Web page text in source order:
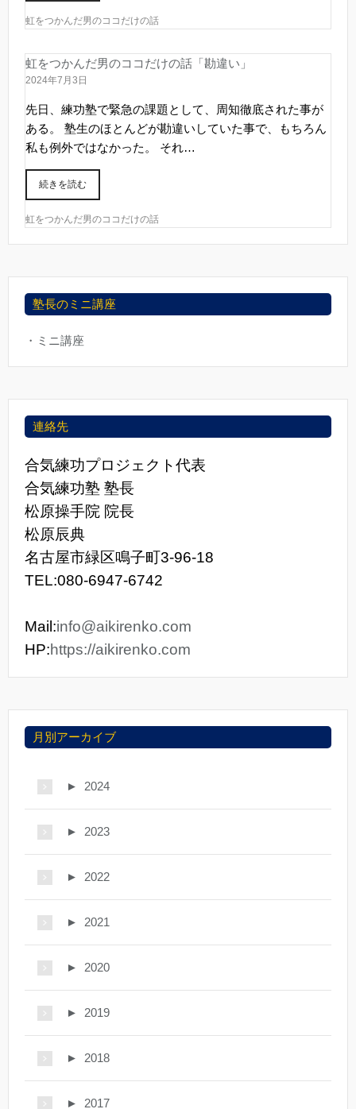
虹をつかんだ男のココだけの話
虹をつかんだ男のココだけの話「勘違い」
2024年7月3日
先日、練功塾で緊急の課題として、周知徹底された事が
ある。 塾生のほとんどが勘違いしていた事で、もちろん
私も例外ではなかった。 それ…
続きを読む
虹をつかんだ男のココだけの話
塾長のミニ講座
・ミニ講座
連絡先
合気練功プロジェクト代表
合気練功塾 塾長
松原操手院 院長
松原辰典
名古屋市緑区鳴子町3-96-18
TEL:080-6947-6742
Mail:info@aikirenko.com
HP:https://aikirenko.com
月別アーカイブ
► 2024
► 2023
► 2022
► 2021
► 2020
► 2019
► 2018
► 2017